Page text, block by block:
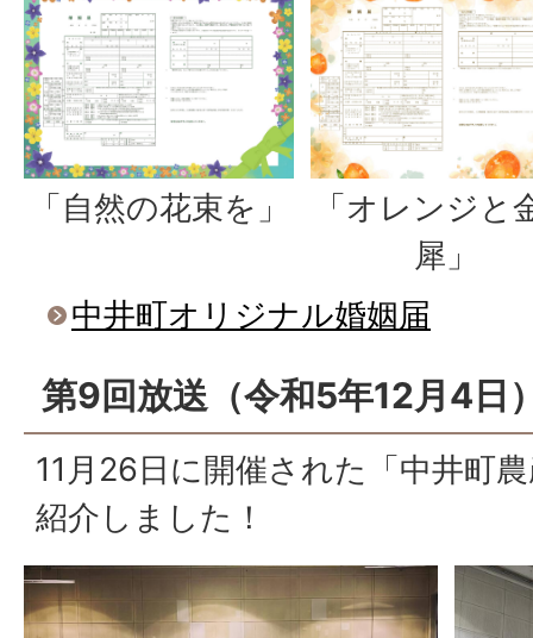
「自然の花束を」
「オレンジと
犀」
中井町オリジナル婚姻届
第9回放送（令和5年12月4日
11月26日に開催された「中井町
紹介しました！